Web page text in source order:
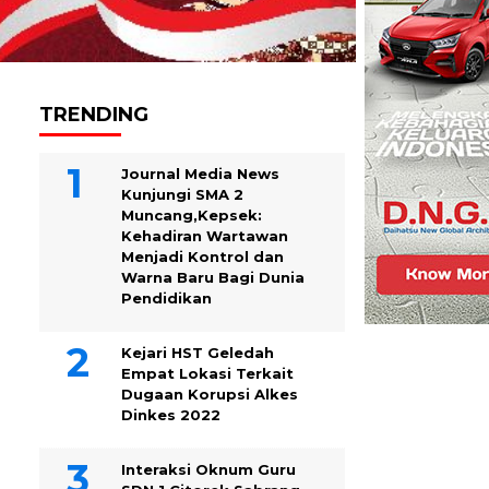
TRENDING
Journal Media News
Kunjungi SMA 2
Muncang,Kepsek:
Kehadiran Wartawan
Menjadi Kontrol dan
Warna Baru Bagi Dunia
Pendidikan
Kejari HST Geledah
Empat Lokasi Terkait
Dugaan Korupsi Alkes
Dinkes 2022
Interaksi Oknum Guru